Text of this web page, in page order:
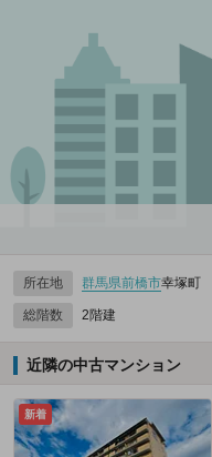
所在地 群馬県前橋市幸塚町
総階数 2階建
近隣の中古マンション
新着